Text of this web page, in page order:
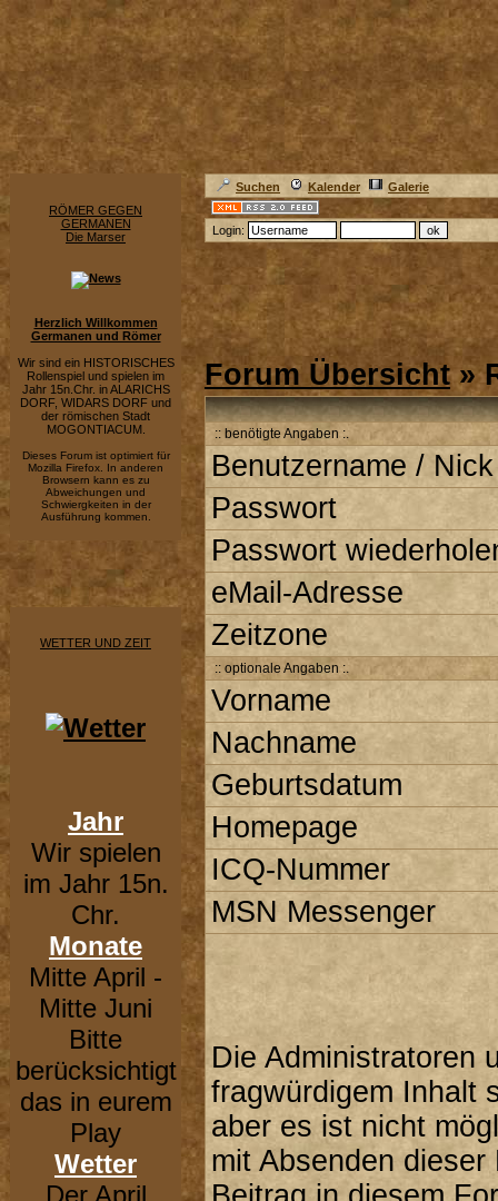
RÖMER GEGEN
GERMANEN
Die Marser
Herzlich Willkommen
Germanen und Römer
Wir sind ein HISTORISCHES
Rollenspiel und spielen im
Jahr 15n.Chr. in ALARICHS
DORF, WIDARS DORF und
der römischen Stadt
MOGONTIACUM.
Dieses Forum ist optimiert für
Mozilla Firefox. In anderen
Browsern kann es zu
Abweichungen und
Schwiergkeiten in der
Ausführung kommen.
WETTER UND ZEIT
Jahr
Wir spielen
im Jahr 15n.
Chr.
Monate
Mitte April -
Mitte Juni
Bitte
berücksichtigt
das in eurem
Play
Wetter
Der April
Suchen Kalender Galerie
Login:
Forum Übersicht»
:: benötigte Angaben :.
Benutzername / Nick
Passwort
Passwort
eMail-Adresse
Zeitzone
:: optionale Angaben :.
Vorname
Nachname
Geburtsdatum
Homepage
ICQ-Nummer
MSN Messenger
Die Administratoren
fragwürdigem Inhalt
aber es ist nicht
mit Absenden